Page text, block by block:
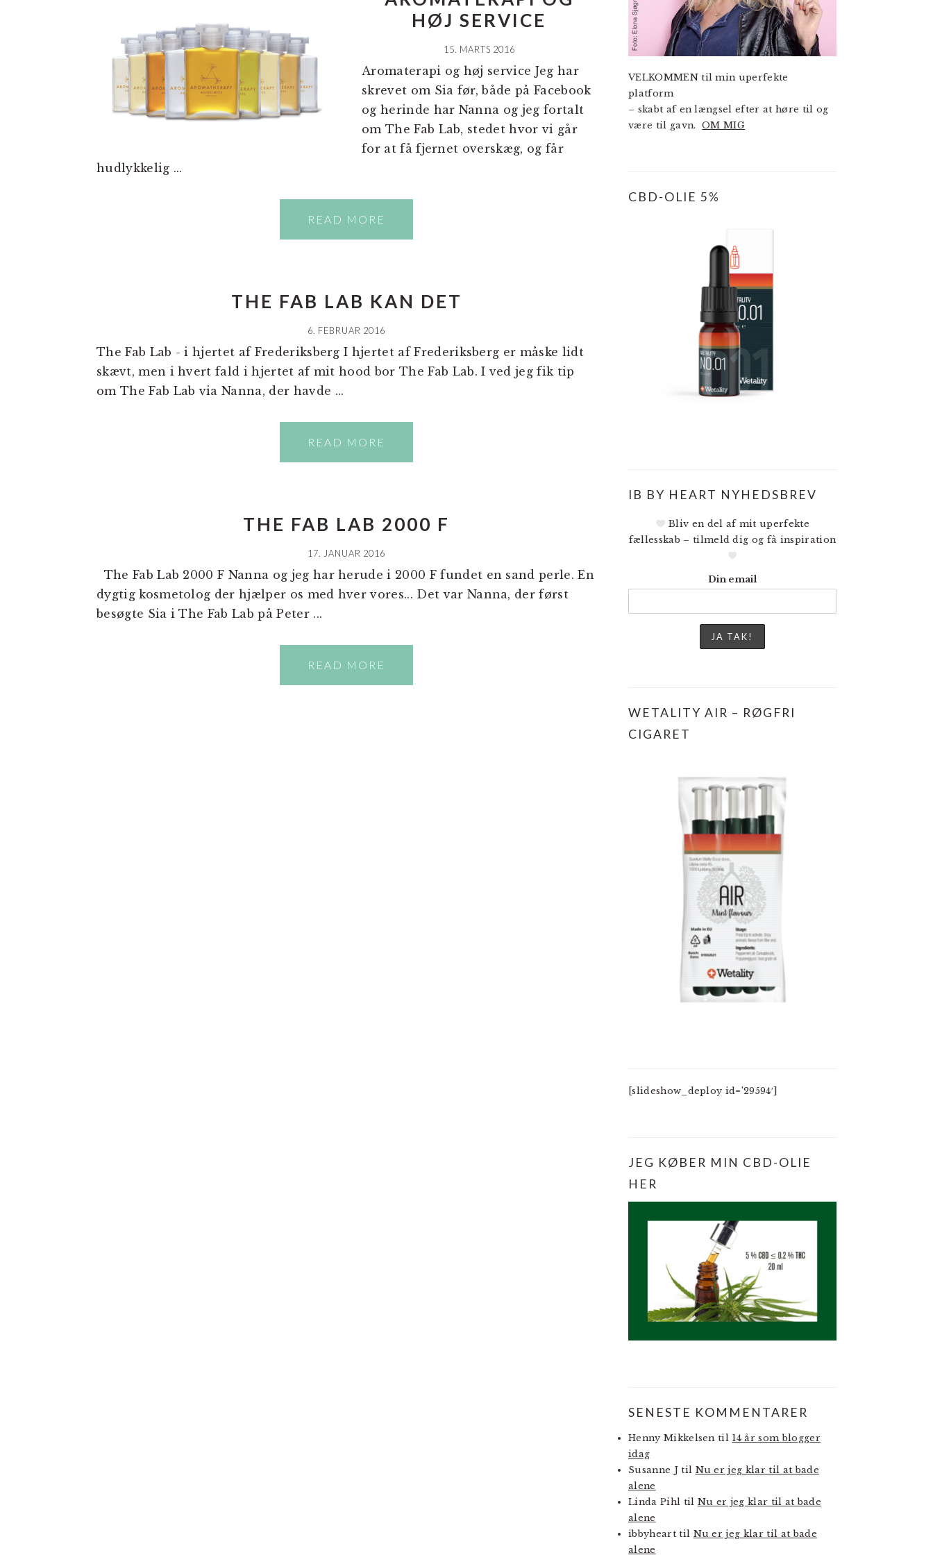
HØJ SERVICE
15. MARTS 2016
Aromaterapi og høj service Jeg har
skrevet om Sia før, både på Facebook
og herinde har Nanna og jeg fortalt
om The Fab Lab, stedet hvor vi går
for at få fjernet overskæg, og får
hudlykkelig ...
READ MORE
THE FAB LAB KAN DET
6. FEBRUAR 2016
The Fab Lab - i hjertet af Frederiksberg I hjertet af Frederiksberg er måske lidt
skævt, men i hvert fald i hjertet af mit hood bor The Fab Lab. I ved jeg fik tip
om The Fab Lab via Nanna, der havde ...
READ MORE
THE FAB LAB 2000 F
17. JANUAR 2016
The Fab Lab 2000 F Nanna og jeg har herude i 2000 F fundet en sand perle. En
dygtig kosmetolog der hjælper os med hver vores... Det var Nanna, der først
besøgte Sia i The Fab Lab på Peter ...
READ MORE
VELKOMMEN til min uperfekte
platform
– skabt af en længsel efter at høre til og
være til gavn.OM MIG
CBD-OLIE 5%
IB BY HEART NYHEDSBREV
Bliv en del af mit uperfekte
fællesskab – tilmeld dig og få inspiration
Din email
WETALITY AIR – RØGFRI
CIGARET
[slideshow_deploy id=’29594′]
JEG KØBER MIN CBD-OLIE
HER
SENESTE KOMMENTARER
Henny Mikkelsen til 14 år som blogger
idag
Susanne Jtil Nu er jeg klar til at bade
alene
Linda Pihl til Nu er jeg klar til at bade
alene
ibbyhearttil Nu er jeg klar til at bade
alene